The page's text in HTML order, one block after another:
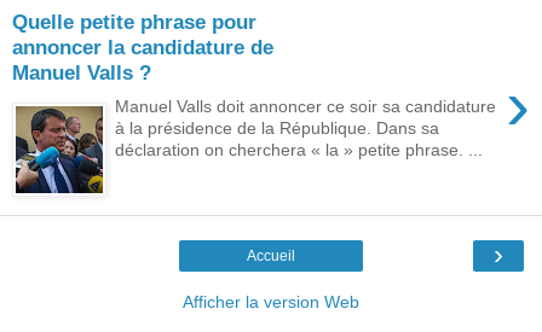
Quelle petite phrase pour
annoncer la candidature de
Manuel Valls ?
›
Manuel Valls doit annoncer ce soir sa candidature
à la présidence de la République. Dans sa
déclaration on cherchera « la » petite phrase. ...
›
Accueil
Afficher la version Web